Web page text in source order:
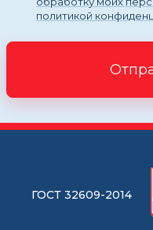
политикой
ГОСТ 32609-2014